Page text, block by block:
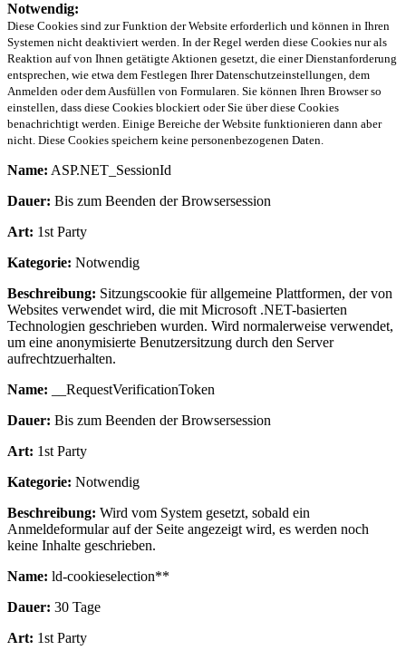
Notwendig:
Diese Cookies sind zur Funktion der Website erforderlich und können in Ihren
Systemen nicht deaktiviert werden. In der Regel werden diese Cookies nur als
Reaktion auf von Ihnen getätigte Aktionen gesetzt, die einer Dienstanforderung
entsprechen, wie etwa dem Festlegen Ihrer Datenschutzeinstellungen, dem
Anmelden oder dem Ausfüllen von Formularen. Sie können Ihren Browser so
einstellen, dass diese Cookies blockiert oder Sie über diese Cookies
benachrichtigt werden. Einige Bereiche der Website funktionieren dann aber
nicht. Diese Cookies speichern keine personenbezogenen Daten.
Name: ASP.NET_SessionId
Dauer: Bis zum Beenden der Browsersession
Art: 1st Party
Kategorie: Notwendig
Beschreibung: Sitzungscookie für allgemeine Plattformen, der von
Websites verwendet wird, die mit Microsoft .NET-basierten
Technologien geschrieben wurden. Wird normalerweise verwendet,
um eine anonymisierte Benutzersitzung durch den Server
aufrechtzuerhalten.
Name: __RequestVerificationToken
Dauer: Bis zum Beenden der Browsersession
Art: 1st Party
Kategorie: Notwendig
Beschreibung: Wird vom System gesetzt, sobald ein
Anmeldeformular auf der Seite angezeigt wird, es werden noch
keine Inhalte geschrieben.
Name: ld-cookieselection**
Dauer: 30 Tage
Art: 1st Party